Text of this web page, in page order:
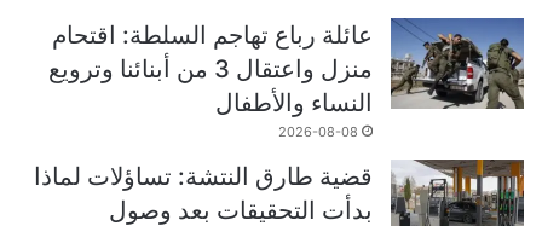
عائلة رباع تهاجم السلطة: اقتحام
منزل واعتقال 3 من أبنائنا وترويع
النساء والأطفال
2026-08-08
قضية طارق النتشة: تساؤلات لماذا
بدأت التحقيقات بعد وصول